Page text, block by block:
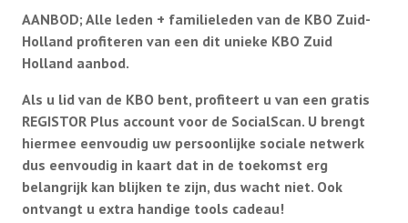
Ledenvoordeel
Speerpunten
Afdelingen
Informatie
AANBOD; Alle leden + familieleden van de KBO Zuid-
Holland profiteren van een dit unieke KBO Zuid
Holland aanbod.
Als u lid van de KBO bent, profiteert u van een gratis
REGISTOR Plus account voor de SocialScan. U brengt
hiermee eenvoudig uw persoonlijke sociale netwerk
dus eenvoudig in kaart dat in de toekomst erg
belangrijk kan blijken te zijn, dus wacht niet. Ook
ontvangt u extra handige tools cadeau!